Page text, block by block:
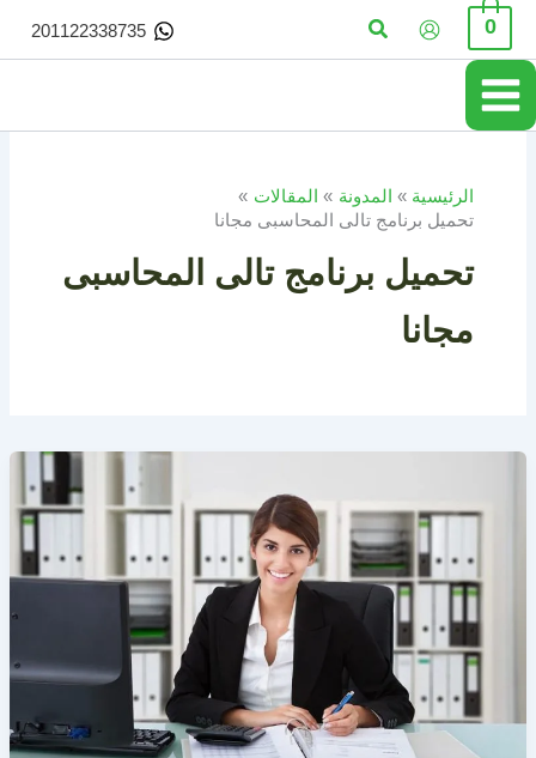
تخطي
المحتوى
0 البحث 201122338735
الرئيسية المدونة
المقالات
تحميل برنامج تالى المحاسبى مجانا
تحميل برنامج تالى المحاسبى
مجانا